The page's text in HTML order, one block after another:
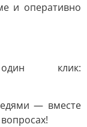
и оперативно
клик:
— вместе